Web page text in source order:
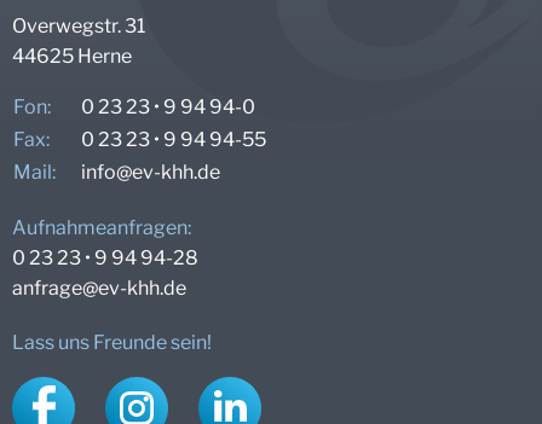
Overwegstr. 31
44625 Herne
Fon:
0 23 23 • 9 94 94-0
Fax:
0 23 23 • 9 94 94-55
Mail:
info@ev-khh.de
Aufnahmeanfragen:
0 23 23 • 9 94 94-28
anfrage@ev-khh.de
Lass uns Freunde sein!